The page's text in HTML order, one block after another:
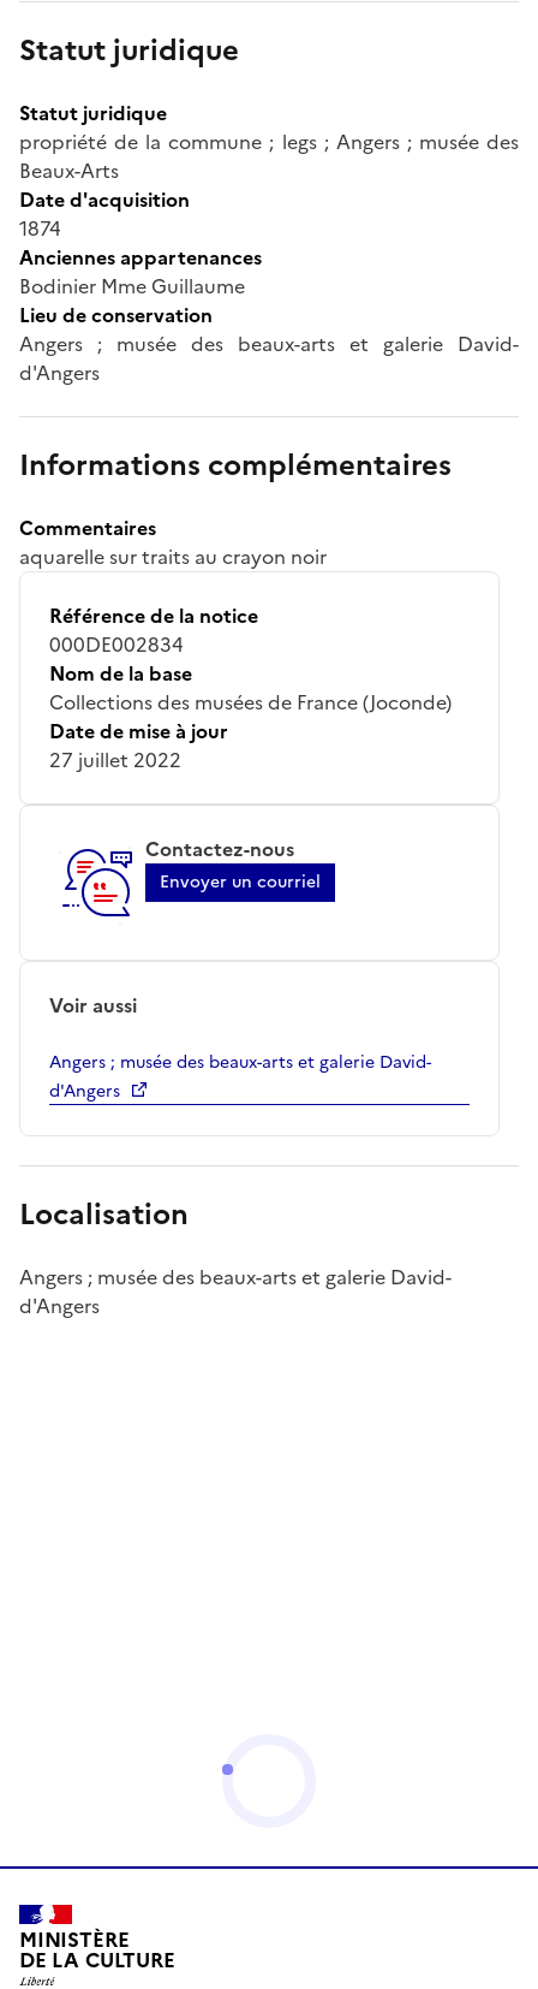
Statut juridique
Statut juridique
propriété de la commune ; legs ; Angers ; musée des
Beaux-Arts
Date d'acquisition
1874
Anciennes appartenances
Bodinier Mme Guillaume
Lieu de conservation
Angers ; musée des beaux-arts et galerie David-
d'Angers
Informations complémentaires
Commentaires
aquarelle sur traits au crayon noir
Référence de la notice
000DE002834
Nom de la base
Collections des musées de France (Joconde)
Date de mise à jour
27 juillet 2022
Contactez-nous
Envoyer un courriel
Voir aussi
Angers ; musée des beaux-arts et galerie David-
d'Angers
Localisation
Angers ; musée des beaux-arts et galerie David-
d'Angers
MINISTÈRE
DE LA CULTURE